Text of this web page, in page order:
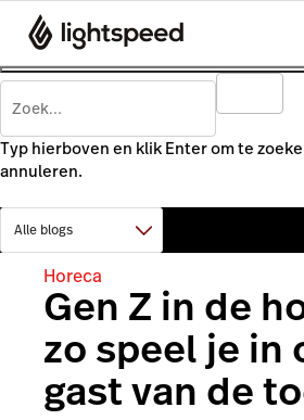
Typ hierboven en klik Enter om te
annuleren.
Horeca
Gen Z in de
zo speel je in
gast van de